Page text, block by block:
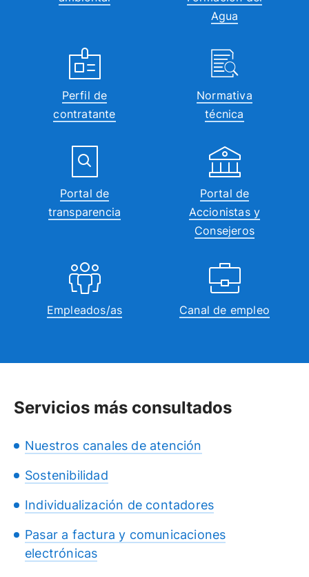
Agua
Perfil de
contratante
Normativa
técnica
Portal de
transparencia
Portal de
Accionistas y
Consejeros
Empleados/as Canal de empleo
Servicios más consultados
Nuestros canales de atención
Sostenibilidad
Individualización de contadores
Pasar a factura y comunicaciones
electrónicas